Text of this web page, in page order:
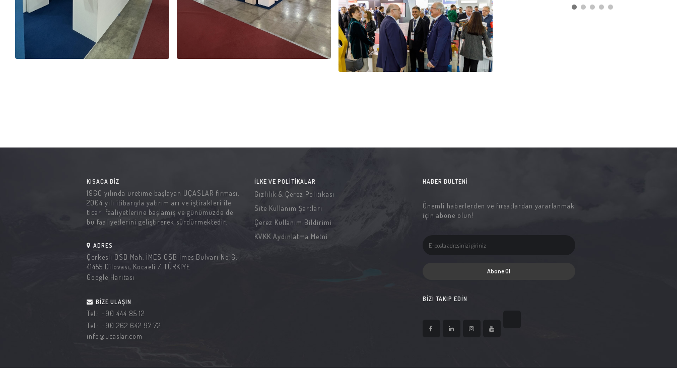
teşekkür ederiz! Birçoğunuzla bağlantı
KISACA BIZ
1960 yılında üretime başlayan ÜÇASLAR firması,
2004 yılı itibarıyla yatırımları ve iştirakleri ile
ticari faaliyetlerine başlamış ve günümüzde de
bu faaliyetlerini geliştirerek sürdürmektedir.
ADRES
Çerkesli OSB Mah. İMES OSB İmes Bulvarı No:6,
41455 Dilovası, Kocaeli / TÜRKİYE
Google Haritası
BIZE ULAŞIN
Tel.: +90 444 85 12
Tel.: +90 262 642 97 72
info@ucaslar.com
İLKE VE POLITIKALAR
Gizlilik & Çerez Politikası
Site Kullanım Şartları
Çerez Kullanım Bildirimi
KVKK Aydınlatma Metni
HABER BÜLTENI
Önemli haberlerden ve fırsatlardan yararlanmak
için abone olun!
Abone Ol
BIZI TAKIP EDIN